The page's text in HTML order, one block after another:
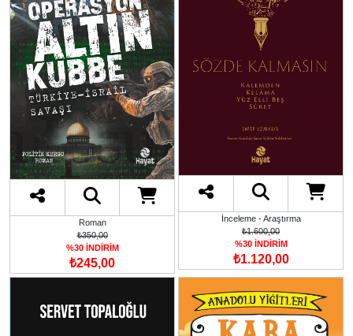
Roman
₺350,00
%30 İNDİRİM
₺245,00
İnceleme - Araştırma
₺1.600,00
%30 İNDİRİM
₺1.120,00